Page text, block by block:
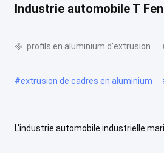
Industrie automobile T
profils en aluminium d'extrusion
#extrusion de cadres en aluminium
L'industrie automobile industrielle